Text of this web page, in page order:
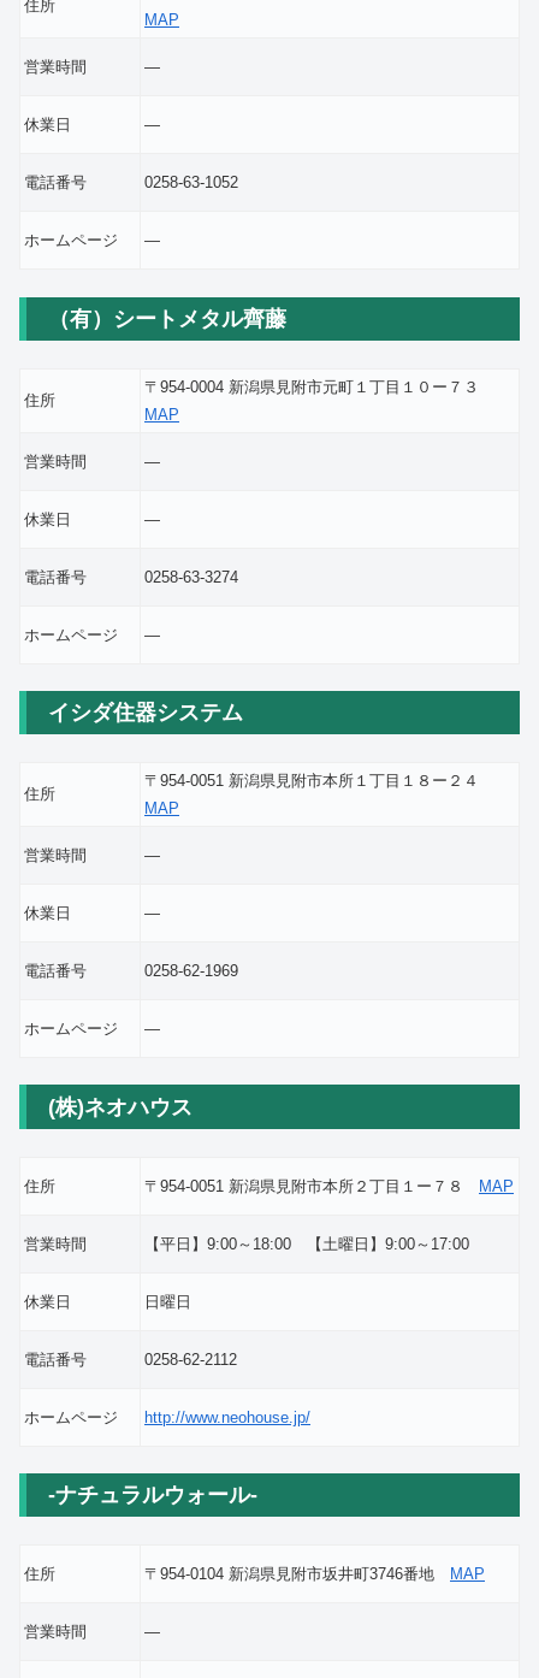
住所
MAP
営業時間 ―
休業日 ―
電話番号 0258-63-1052
ホームページ ―
（有）シートメタル齊藤
住所
〒954-0004 新潟県見附市元町１丁目１０ー７３
MAP
営業時間 ―
休業日 ―
電話番号 0258-63-3274
ホームページ ―
イシダ住器システム
住所
〒954-0051 新潟県見附市本所１丁目１８ー２４
MAP
営業時間 ―
休業日 ―
電話番号 0258-62-1969
ホームページ ―
(株)ネオハウス
住所 〒954-0051 新潟県見附市本所２丁目１ー７８ MAP
営業時間 【平日】9:00～18:00 【土曜日】9:00～17:00
休業日 日曜日
電話番号 0258-62-2112
ホームページ http://www.neohouse.jp/
-ナチュラルウォール-
住所 〒954-0104 新潟県見附市坂井町3746番地 MAP
営業時間 ―